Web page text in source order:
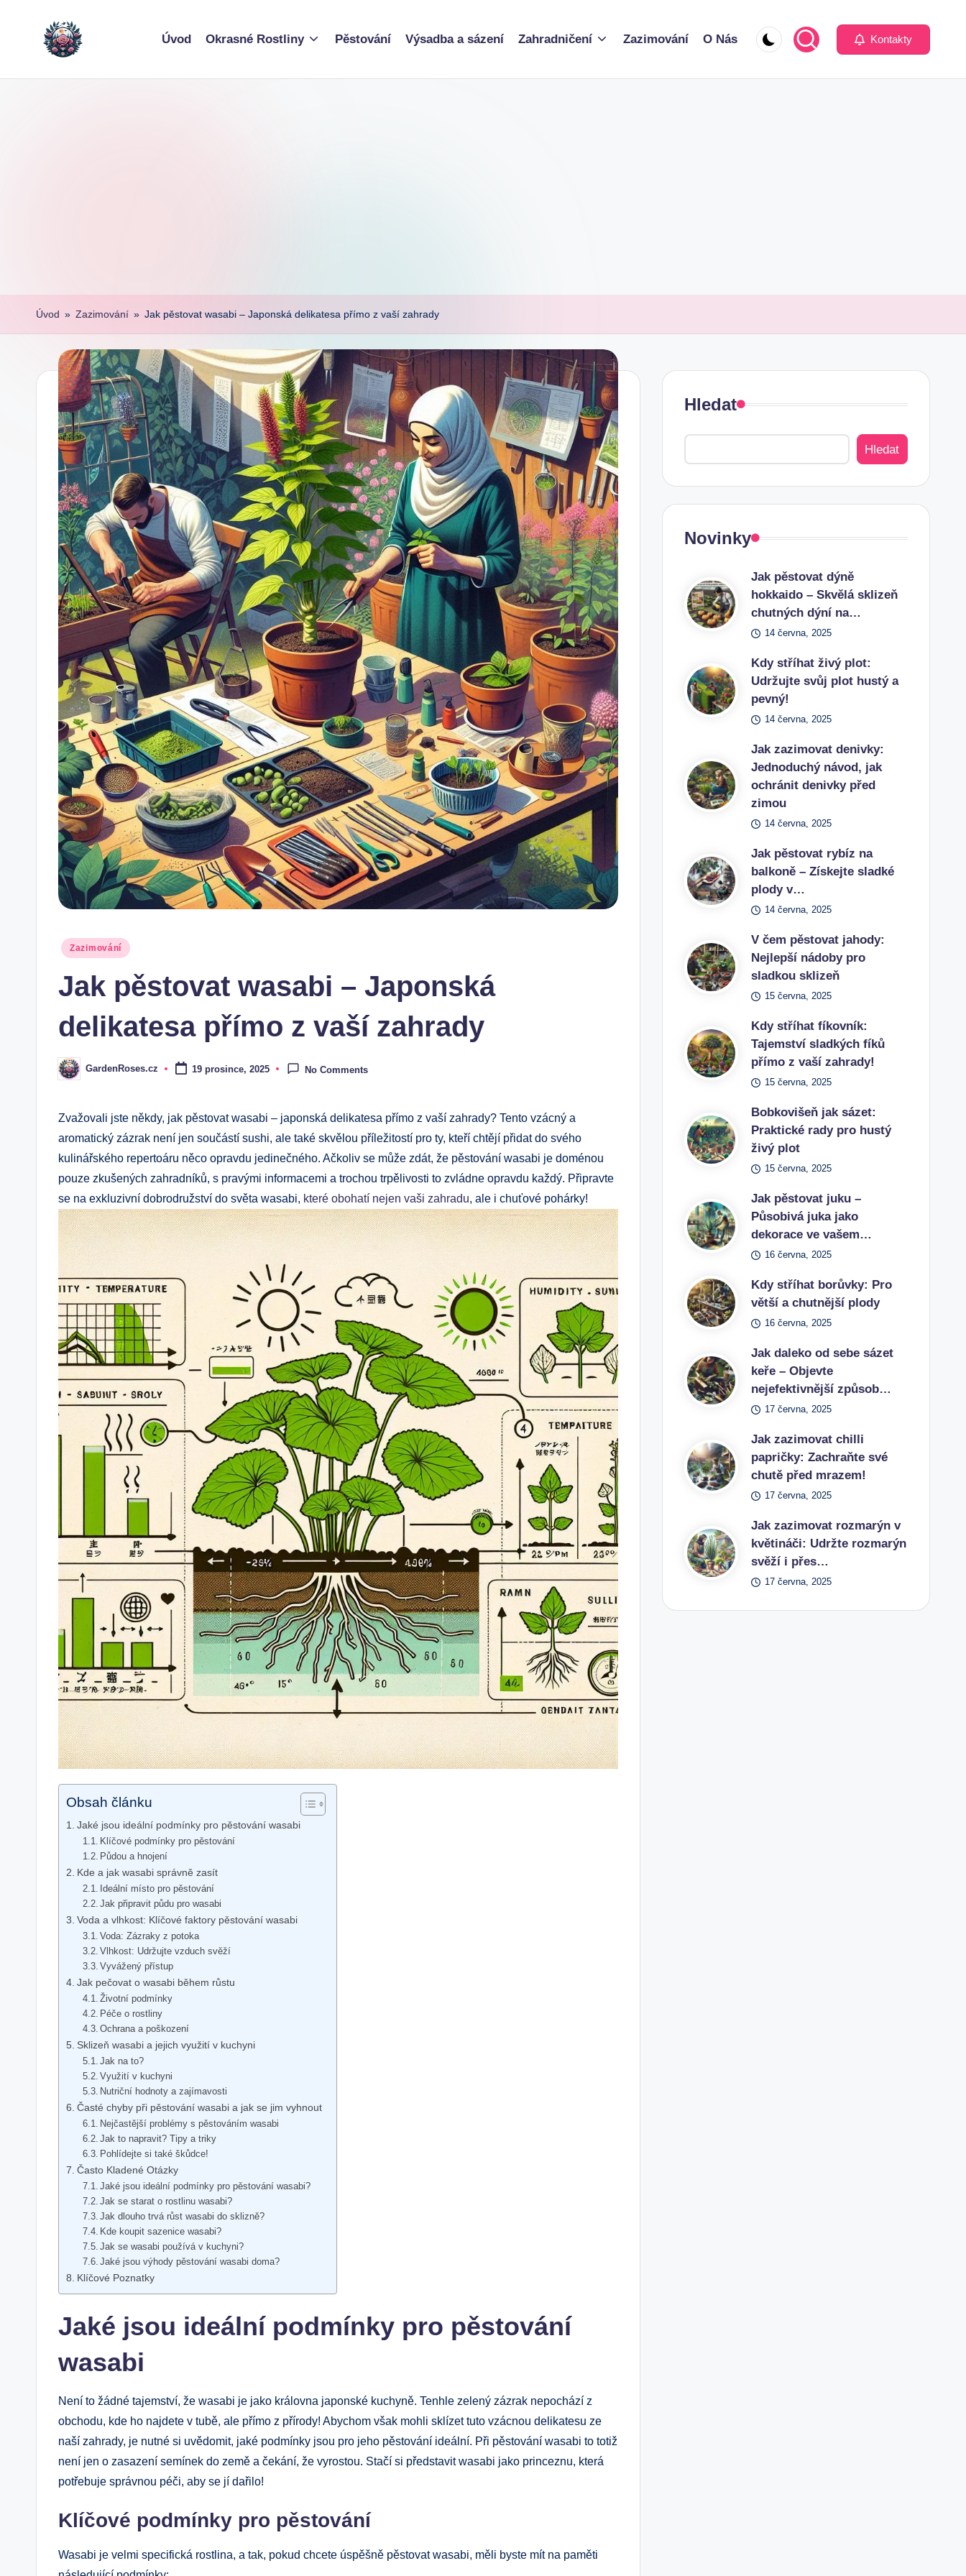
content
Úvod Okrasné Rostliny Pěstování Výsadba a sázení Zahradničení Zazimování O Nás Kontakty
Úvod » Zazimování » Jak pěstovat wasabi – Japonská delikatesa přímo z vaší zahrady
Posted
Zazimování
Jak pěstovat wasabi – Japonská
delikatesa přímo z vaší zahrady
Posted
by
GardenRoses.cz 19 prosince, 2025 No Comments
Zvažovali jste někdy, jak pěstovat wasabi – japonská delikatesa přímo z vaší zahrady? Tento vzácný a
aromatický zázrak není jen součástí sushi, ale také skvělou příležitostí pro ty, kteří chtějí přidat do svého
kulinářského repertoáru něco opravdu jedinečného. Ačkoliv se může zdát, že pěstování wasabi je doménou
pouze zkušených zahradníků, s pravými informacemi a trochou trpělivosti to zvládne opravdu každý. Připravte
se na exkluzivní dobrodružství do světa wasabi, které obohatí nejen vaši zahradu, ale i chuťové pohárky!
Obsah článku
Jaké jsou ideální podmínky pro pěstování wasabi
Klíčové podmínky pro pěstování
Půdou a hnojení
Kde a jak wasabi správně zasít
Ideální místo pro pěstování
Jak připravit půdu pro wasabi
Voda a vlhkost: Klíčové faktory pěstování wasabi
Voda: Zázraky z potoka
Vlhkost: Udržujte vzduch svěží
Vyvážený přístup
Jak pečovat o wasabi během růstu
Životní podmínky
Péče o rostliny
Ochrana a poškození
Sklizeň wasabi a jejich využití v kuchyni
Jak na to?
Využití v kuchyni
Nutriční hodnoty a zajímavosti
Časté chyby při pěstování wasabi a jak se jim vyhnout
Nejčastější problémy s pěstováním wasabi
Jak to napravit? Tipy a triky
Pohlídejte si také škůdce!
Často Kladené Otázky
Jaké jsou ideální podmínky pro pěstování wasabi?
Jak se starat o rostlinu wasabi?
Jak dlouho trvá růst wasabi do sklizně?
Kde koupit sazenice wasabi?
Jak se wasabi používá v kuchyni?
Jaké jsou výhody pěstování wasabi doma?
Klíčové Poznatky
Jaké jsou ideální podmínky pro pěstování
wasabi
Není to žádné tajemství, že wasabi je jako královna japonské kuchyně. Tenhle zelený zázrak nepochází z
obchodu, kde ho najdete v tubě, ale přímo z přírody! Abychom však mohli sklízet tuto vzácnou delikatesu ze
naší zahrady, je nutné si uvědomit, jaké podmínky jsou pro jeho pěstování ideální. Při pěstování wasabi to totiž
není jen o zasazení semínek do země a čekání, že vyrostou. Stačí si představit wasabi jako princeznu, která
potřebuje správnou péči, aby se jí dařilo!
Klíčové podmínky pro pěstování
Wasabi je velmi specifická rostlina, a tak, pokud chcete úspěšně pěstovat wasabi, měli byste mít na paměti
Hledat
Hledat
Novinky
Jak pěstovat dýně
hokkaido – Skvělá sklizeň
chutných dýní na…
14 června, 2025
Kdy stříhat živý plot:
Udržujte svůj plot hustý a
pevný!
14 června, 2025
Jak zazimovat denivky:
Jednoduchý návod, jak
ochránit denivky před
zimou
14 června, 2025
Jak pěstovat rybíz na
balkoně – Získejte sladké
plody v…
14 června, 2025
V čem pěstovat jahody:
Nejlepší nádoby pro
sladkou sklizeň
15 června, 2025
Kdy stříhat fíkovník:
Tajemství sladkých fíků
přímo z vaší zahrady!
15 června, 2025
Bobkovišeň jak sázet:
Praktické rady pro hustý
živý plot
15 června, 2025
Jak pěstovat juku –
Působivá juka jako
dekorace ve vašem…
16 června, 2025
Kdy stříhat borůvky: Pro
větší a chutnější plody
16 června, 2025
Jak daleko od sebe sázet
keře – Objevte
nejefektivnější způsob…
17 června, 2025
Jak zazimovat chilli
papričky: Zachraňte své
chutě před mrazem!
17 června, 2025
Jak zazimovat rozmarýn v
květináči: Udržte rozmarýn
svěží i přes…
17 června, 2025